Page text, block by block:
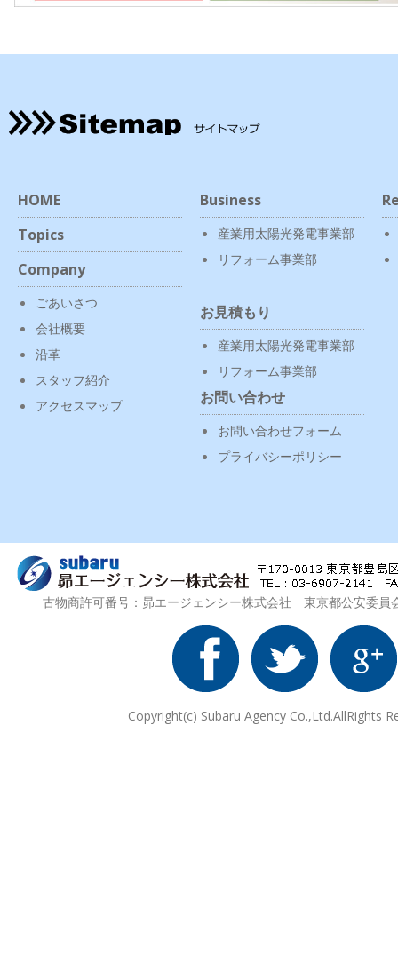
HOME
Topics
Company
ごあいさつ
会社概要
沿革
スタッフ紹介
アクセスマップ
Business
産業用太陽光発電事業部
リフォーム事業部
お見積もり
産業用太陽光発電事業部
リフォーム事業部
お問い合わせ
お問い合わせフォーム
プライバシーポリシー
古物商許可番号：昴エージェンシー株式会社 東京都公安委
Copyright(c) Subaru Agency Co.,Ltd.AllRights